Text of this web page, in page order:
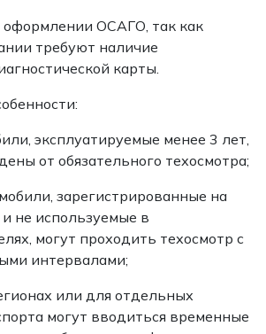
оформлении ОСАГО, так как
требуют наличие
карты.
эксплуатируемые менее 3 лет,
от обязательного техосмотра;
зарегистрированные на
не используемые в
могут проходить техосмотр с
интервалами;
или для отдельных
могут вводиться временные